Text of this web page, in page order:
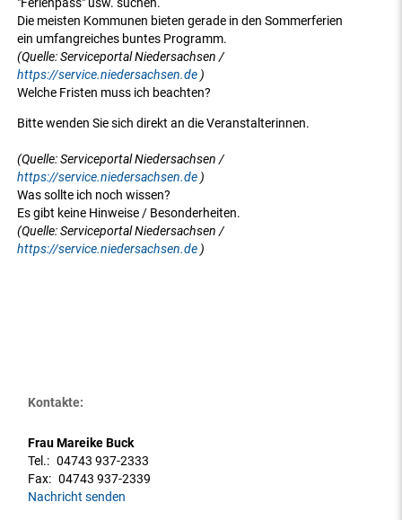
"Ferienpass" usw. suchen.
Die meisten Kommunen bieten gerade in den Sommerferien
ein umfangreiches buntes Programm.
(Quelle: Serviceportal Niedersachsen /
https://service.niedersachsen.de )
Welche Fristen muss ich beachten?
Bitte wenden Sie sich direkt an die Veranstalterinnen.
(Quelle: Serviceportal Niedersachsen /
https://service.niedersachsen.de )
Was sollte ich noch wissen?
Es gibt keine Hinweise / Besonderheiten.
(Quelle: Serviceportal Niedersachsen /
https://service.niedersachsen.de )
Kontakte:
Frau Mareike Buck
Tel.: 04743 937-2333
Fax: 04743 937-2339
Nachricht senden